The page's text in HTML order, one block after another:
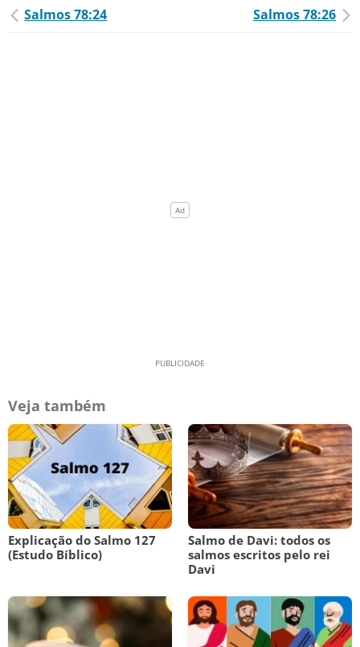
Salmos 78:24 Salmos 78:26
Veja também
Explicação do Salmo 127
(Estudo Bíblico)
Salmo de Davi: todos os
salmos escritos pelo rei
Davi